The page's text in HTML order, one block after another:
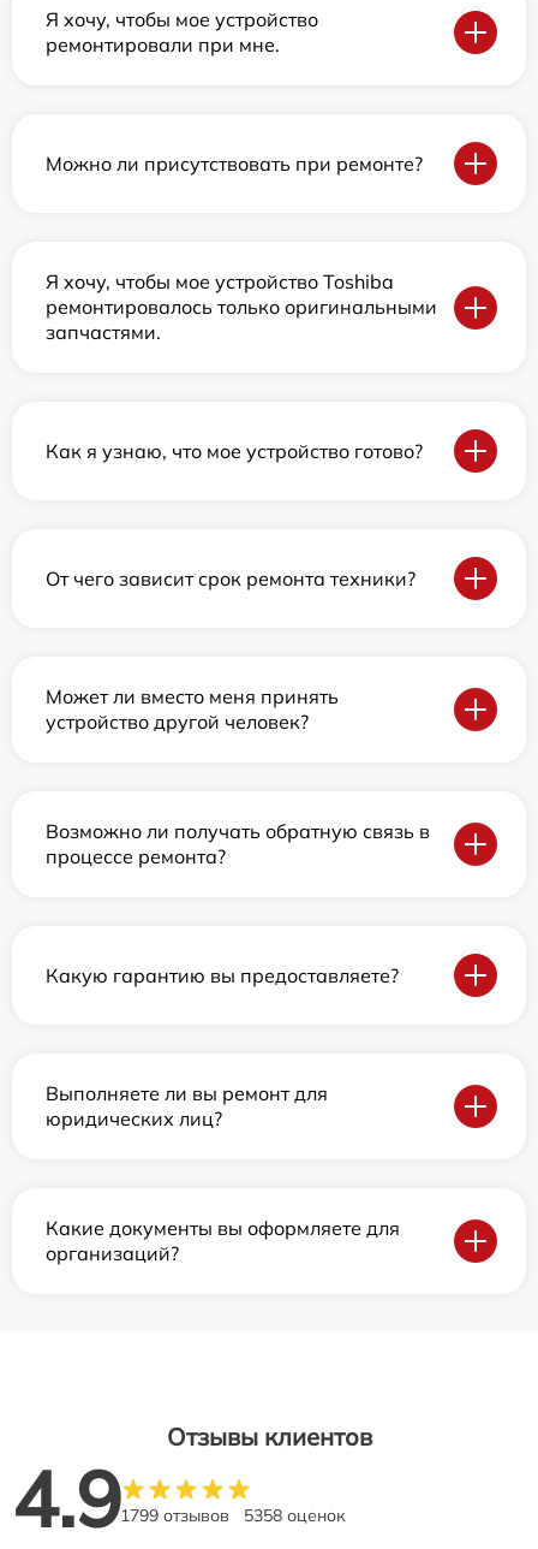
Я хочу, чтобы мое устройство
ремонтировали при мне.
Можно ли присутствовать при ремонте?
Я хочу, чтобы мое устройство Toshiba
ремонтировалось только оригинальными
запчастями.
Как я узнаю, что мое устройство готово?
От чего зависит срок ремонта техники?
Может ли вместо меня принять
устройство другой человек?
Возможно ли получать обратную связь в
процессе ремонта?
Какую гарантию вы предоставляете?
Выполняете ли вы ремонт для
юридических лиц?
Какие документы вы оформляете для
организаций?
Отзывы клиентов
4.91799 отзывов 5358 оценок